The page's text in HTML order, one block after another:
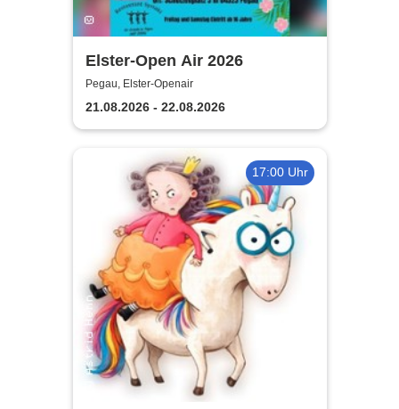
Elster-Open Air 2026
Pegau, Elster-Openair
21.08.2026 - 22.08.2026
17:00 Uhr